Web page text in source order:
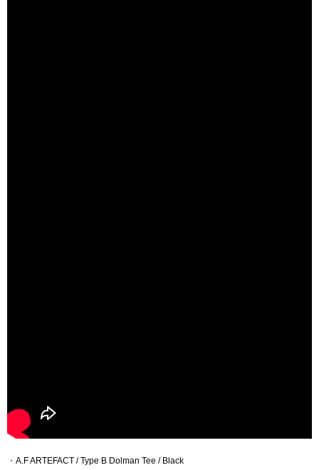
・ A.F ARTEFACT / Type B Dolman Tee / Black